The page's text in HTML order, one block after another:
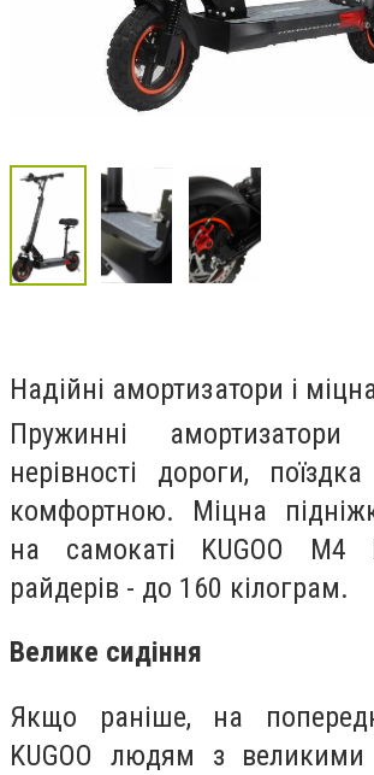
Надійні амортизатори і
Пружинні амортизатори
нерівності дороги,
комфортною. Міцна
на самокаті KUGOO M4
райдерів - до 160 кілограм.
Велике сидіння
Якщо раніше, на
KUGOO людям з великими